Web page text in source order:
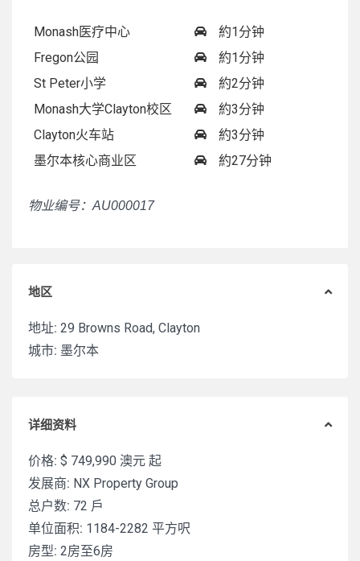
Monash医疗中心
約1分钟
Fregon公园
約1分钟
St Peter小学
約2分钟
Monash大学Clayton校区
約3分钟
Clayton火车站
約3分钟
墨尔本核心商业区
約27分钟
物业编号：AU000017
地区
地址: 29 Browns Road, Clayton
城市: 墨尔本
详细资料
价格: $ 749,990 澳元 起
发展商: NX Property Group
总户数: 72 戶
单位面积: 1184-2282 平方呎
房型: 2房至6房